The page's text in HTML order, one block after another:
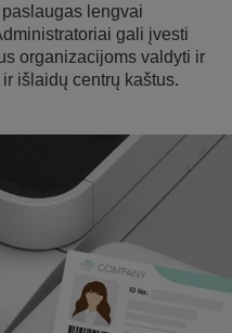
lengvai
gali įvesti
organizacijoms valdyti ir
išlaidų centrų kaštus.